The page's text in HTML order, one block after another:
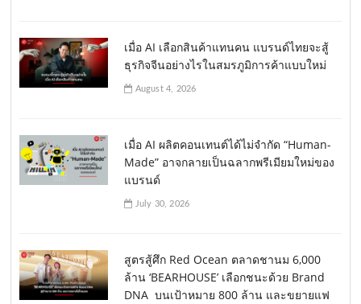
เมื่อ AI เลือกสินค้าแทนคน แบรนด์ไทยจะสู้
ธุรกิจจีนอย่างไรในสมรภูมิการค้าแบบใหม่
August 4, 2026
เมื่อ AI ผลิตคอนเทนต์ได้ไม่จำกัด “Human-
Made” อาจกลายเป็นฉลากพรีเมียมใหม่ของ
แบรนด์
July 30, 2026
สูตรสู้ศึก Red Ocean ตลาดชานม 6,000
ล้าน ‘BEARHOUSE’ เลือกชนะด้วย Brand
DNA บนเป้าหมาย 800 ล้าน และขยายแฟ